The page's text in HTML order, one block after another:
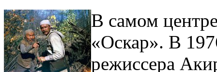
В самом
«Оскар». В
режиссера